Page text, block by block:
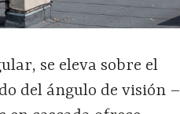
se eleva sobre el
del ángulo de visión –